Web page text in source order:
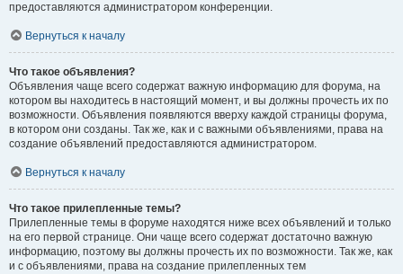
предоставляются администратором конференции.
Вернуться к началу
Что такое объявления?
Объявления чаще всего содержат важную информацию для форума, на
котором вы находитесь в настоящий момент, и вы должны прочесть их по
возможности. Объявления появляются вверху каждой страницы форума,
в котором они созданы. Так же, как и с важными объявлениями, права на
создание объявлений предоставляются администратором.
Вернуться к началу
Что такое прилепленные темы?
Прилепленные темы в форуме находятся ниже всех объявлений и только
на его первой странице. Они чаще всего содержат достаточно важную
информацию, поэтому вы должны прочесть их по возможности. Так же, как
и с объявлениями, права на создание прилепленных тем